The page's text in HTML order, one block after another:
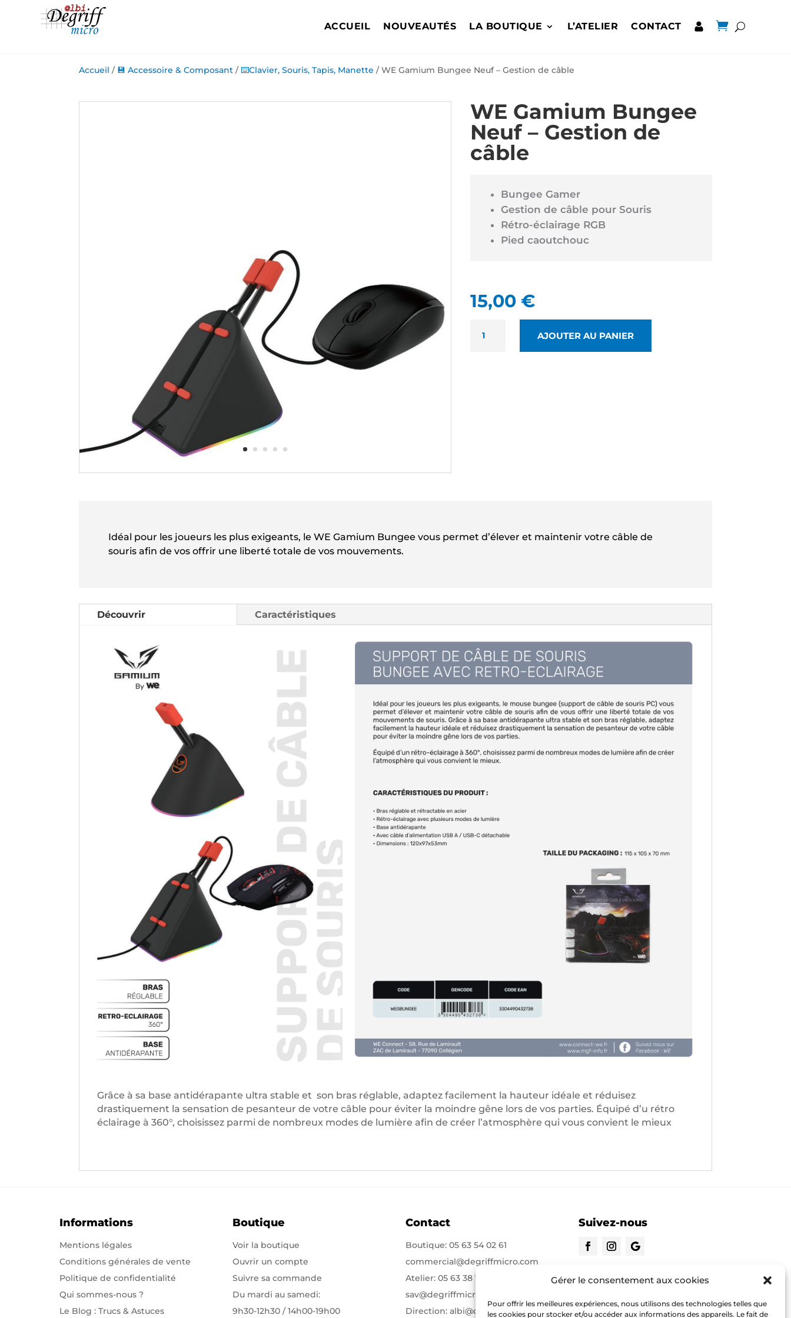
Gérer le consentement aux cookies
Pour offrir les meilleures expériences, nous utilisons des technologies telles que
les cookies pour stocker et/ou accéder aux informations des appareils. Le fait de
ACCUEIL NOUVEAUTÉS LA BOUTIQUE L’ATELIER CONTACT 
Accueil / 💾 Accessoire & Composant / ⌨️Clavier, Souris, Tapis, Manette / WE Gamium Bungee Neuf – Gestion de câble
WE Gamium Bungee
Neuf – Gestion de
câble
Bungee Gamer
Gestion de câble pour Souris
Rétro-éclairage RGB
Pied caoutchouc
15,00 €
AJOUTER AU PANIER
Idéal pour les joueurs les plus exigeants, le WE Gamium Bungee vous permet d’élever et maintenir votre câble de
souris afin de vos offrir une liberté totale de vos mouvements.
Découvrir Caractéristiques
Grâce à sa base antidérapante ultra stable et son bras réglable, adaptez facilement la hauteur idéale et réduisez
drastiquement la sensation de pesanteur de votre câble pour éviter la moindre gêne lors de vos parties. Équipé d’u rétro
éclairage à 360°, choisissez parmi de nombreux modes de lumière afin de créer l’atmosphère qui vous convient le mieux
Informations
Mentions légales
Conditions générales de vente
Politique de confidentialité
Qui sommes-nous?
Le Blog : Trucs & Astuces
Boutique
Voir la boutique
Ouvrir un compte
Suivre sa commande
Du mardi au samedi:
9h30-12h30 / 14h00-19h00
Contact
Boutique:05 63 54 02 61
commercial@degriffmicro.com
Atelier:05 63 38 71 75
sav@degriffmicro.com
Direction:albi@degriffmicro.com
Suivez-nous
CONTACTEZ-NOUS